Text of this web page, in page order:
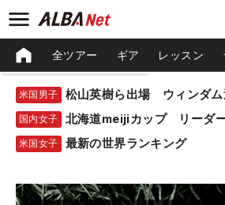
全ツアー ギア レッスン
米国男子
国内女子 北海道meijiカップ リーダ
米国女子 最新の世界ランキング